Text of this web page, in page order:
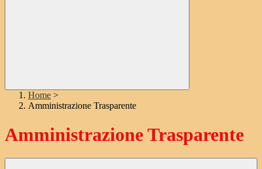
Home >
Amministrazione Trasparente
Amministrazione Trasparente